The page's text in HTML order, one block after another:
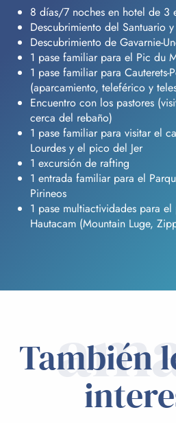
8 días/7 noches en hotel de 3
Descubrimiento del Santuario
Descubrimiento de Gavarnie-
1 pase familiar para el Pic du
1 pase familiar para Cauterets-
(aparcamiento, teleférico y
Encuentro con los pastores
cerca del rebaño)
1 pase familiar para visitar el
Lourdes y el pico del Jer
1 excursión de rafting
1 entrada familiar para el
Pirineos
1 pase multiactividades para
Hautacam (Mountain Luge,
También